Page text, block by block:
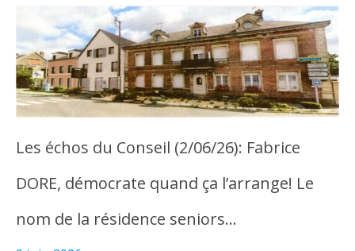
Les échos du Conseil (2/06/26): Fabrice
DORE, démocrate quand ça l’arrange! Le
nom de la résidence seniors…